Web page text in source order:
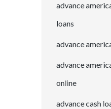
advance
loans
advance
advance
online
advance cash